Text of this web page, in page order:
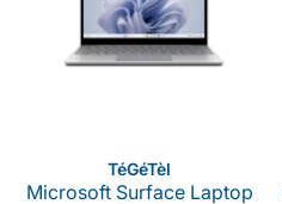
Verkoper:
TéGéTèl
Microsoft Surface Laptop